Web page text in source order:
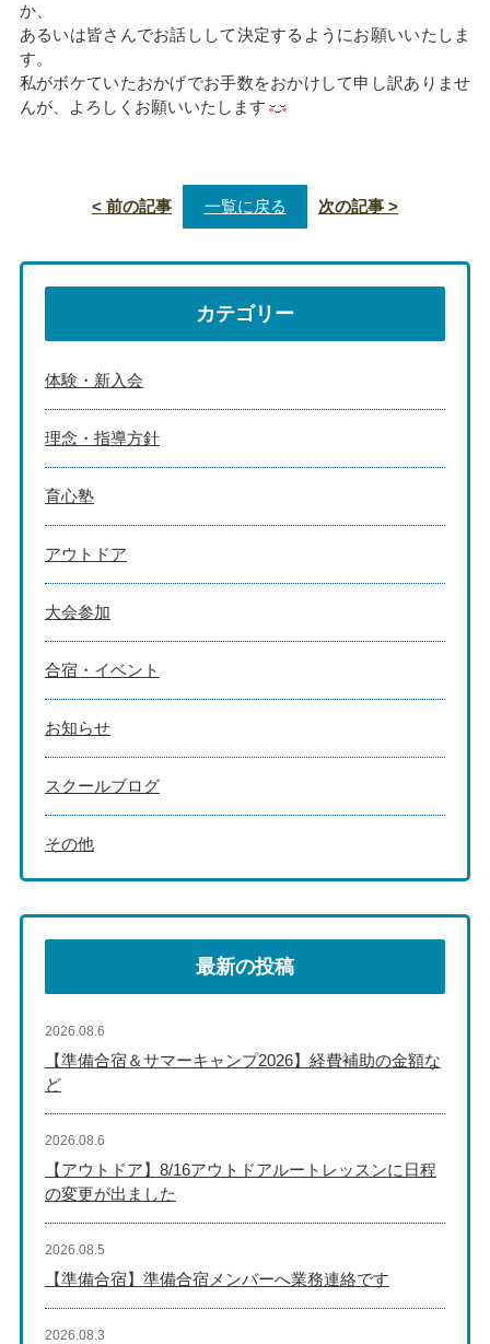
か、
あるいは皆さんでお話しして決定するようにお願いいたしま
す。
私がボケていたおかげでお手数をおかけして申し訳ありませ
んが、よろしくお願いいたします
< 前の記事 一覧に戻る 次の記事 >
カテゴリー
体験・新入会
理念・指導方針
育心塾
アウトドア
大会参加
合宿・イベント
お知らせ
スクールブログ
その他
最新の投稿
【準備合宿＆サマーキャンプ2026】経費補助の金額な
ど
2026.08.6
【アウトドア】8/16アウトドアルートレッスンに日程
の変更が出ました
2026.08.6
【準備合宿】準備合宿メンバーへ業務連絡です
2026.08.5
2026.08.3